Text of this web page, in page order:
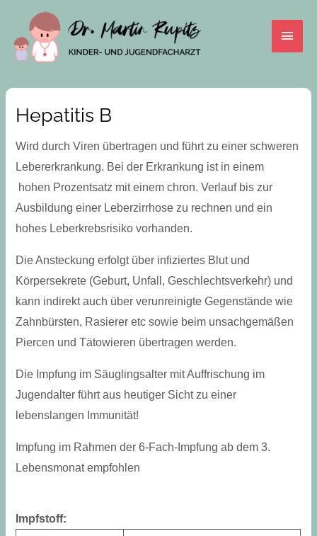
content
Main
Hepatitis B
Wird durch Viren übertragen und führt zu einer schweren
Lebererkrankung. Bei der Erkrankung ist in einem
hohen Prozentsatz mit einem chron. Verlauf bis zur
Ausbildung einer Leberzirrhose zu rechnen und ein
hohes Leberkrebsrisiko vorhanden.
Die Ansteckung erfolgt über infiziertes Blut und
Körpersekrete (Geburt, Unfall, Geschlechtsverkehr) und
kann indirekt auch über verunreinigte Gegenstände wie
Zahnbürsten, Rasierer etc sowie beim unsachgemäßen
Piercen und Tätowieren übertragen werden.
Die Impfung im Säuglingsalter mit Auffrischung im
Jugendalter führt aus heutiger Sicht zu einer
lebenslangen Immunität!
Impfung im Rahmen der 6-Fach-Impfung ab dem 3.
Lebensmonat empfohlen
Impfstoff: